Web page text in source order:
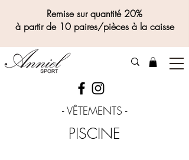
Remise sur quantité 20%
à partir de 10 paires/pièces à la caisse
- VÊTEMENTS -
PISCINE